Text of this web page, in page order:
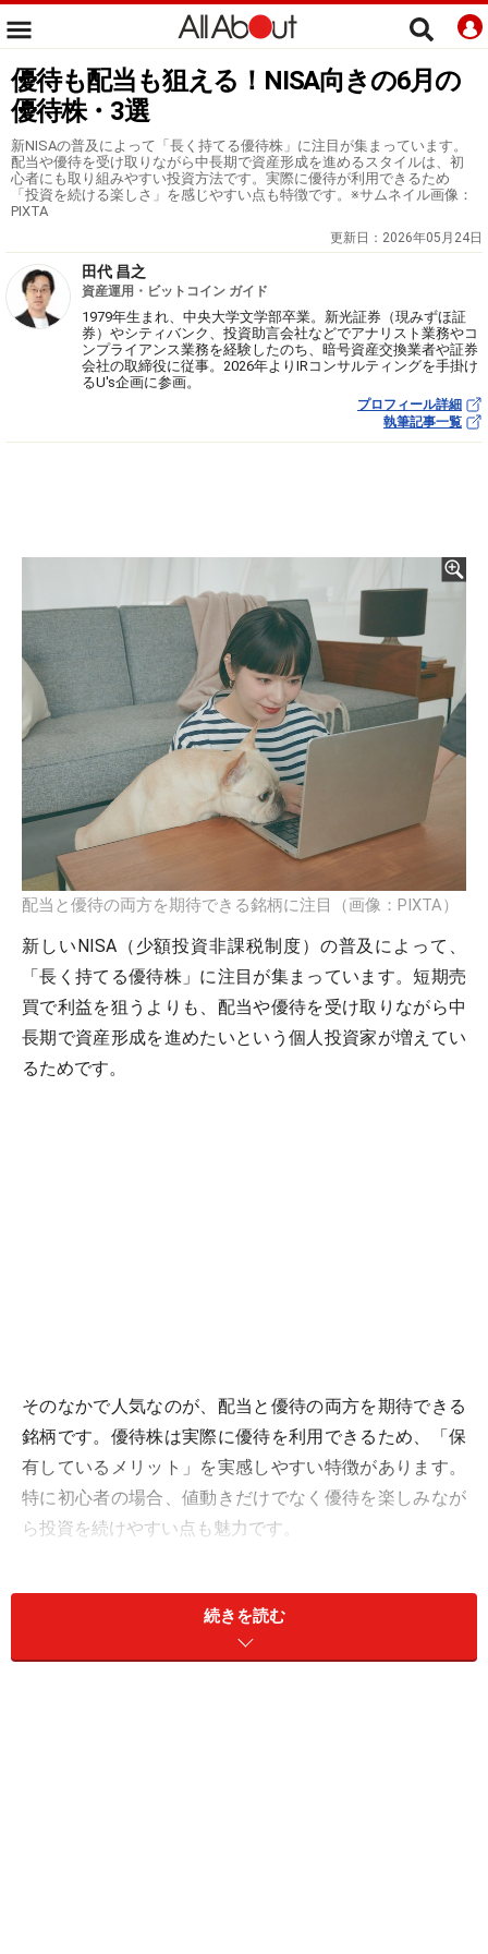
優待も配当も狙える！NISA向きの6月の
優待株・3選
新NISAの普及によって「長く持てる優待株」に注目が集まっています。
配当や優待を受け取りながら中長期で資産形成を進めるスタイルは、初
心者にも取り組みやすい投資方法です。実際に優待が利用できるため
「投資を続ける楽しさ」を感じやすい点も特徴です。※サムネイル画像：
PIXTA
更新日： 2026年05月24日
田代 昌之
資産運用・ビットコイン ガイド
1979年生まれ、中央大学文学部卒業。新光証券（現みずほ証
券）やシティバンク、投資助言会社などでアナリスト業務やコ
ンプライアンス業務を経験したのち、暗号資産交換業者や証券
会社の取締役に従事。2026年よりIRコンサルティングを手掛け
るU's企画に参画。
プロフィール詳細
執筆記事一覧
配当と優待の両方を期待できる銘柄に注目（画像：PIXTA）
新しいNISA（少額投資非課税制度）の普及によって、
「長く持てる優待株」に注目が集まっています。短期売
買で利益を狙うよりも、配当や優待を受け取りながら中
長期で資産形成を進めたいという個人投資家が増えてい
るためです。
そのなかで人気なのが、配当と優待の両方を期待できる
銘柄です。優待株は実際に優待を利用できるため、「保
有しているメリット」を実感しやすい特徴があります。
特に初心者の場合、値動きだけでなく優待を楽しみなが
ら投資を続けやすい点も魅力です。
「長く持つ」という考え方と相性がよい制度です。その
ため、比較的安定した事業基盤を持つ企業や、生活関連
サービスを展開する企業に注目する投資家も少なくあり
続きを読む